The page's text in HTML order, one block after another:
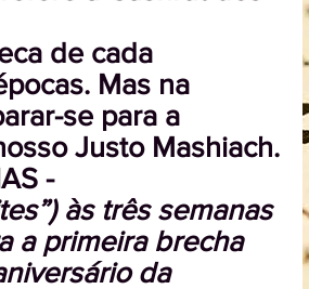
de cada
Mas na
se para a
Justo Mashiach.
-
às três semanas
a primeira brecha
da